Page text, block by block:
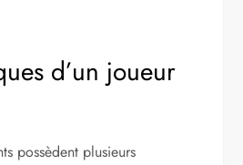
d’un joueur
possèdent plusieurs